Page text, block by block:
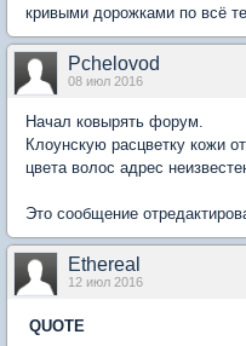
кривыми дорожками по всё
Pchelovod
08 июл 2016
Начал ковырять форум.
Клоунскую расцветку кожи
цвета волос адрес
Это сообщение
Ethereal
12 июл 2016
QUOTE